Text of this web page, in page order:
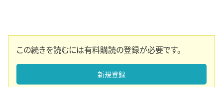
この続きを読むには有料購読の登録が必要です。
新規登録